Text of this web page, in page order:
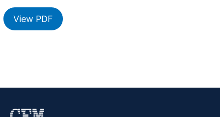
View PDF